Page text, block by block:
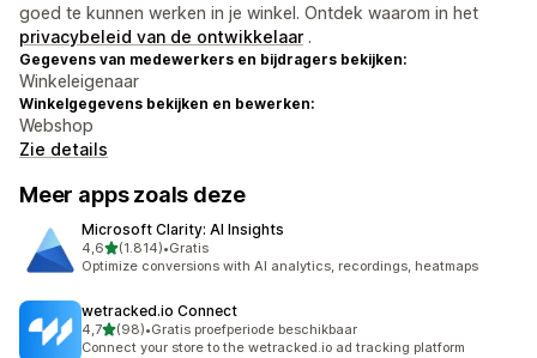
goed te kunnen werken in je winkel. Ontdek waarom in het
privacybeleid van de ontwikkelaar .
Gegevens van medewerkers en bijdragers bekijken:
Winkeleigenaar
Winkelgegevens bekijken en bewerken:
Webshop
Zie details
Meer apps zoals deze
Microsoft Clarity: AI Insights
4,6van 5 sterren
(1.814)
1814 recensies in totaal
•Gratis
Optimize conversions with AI analytics, recordings, heatmaps
wetracked.io Connect
4,7van 5 sterren
(98)
98 recensies in totaal
•Gratis proefperiode beschikbaar
Connect your store to the wetracked.io ad tracking platform